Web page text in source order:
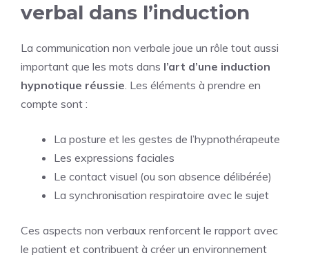
verbal dans l’induction
La communication non verbale joue un rôle tout aussi
important que les mots dans l’art d’une induction
hypnotique réussie. Les éléments à prendre en
compte sont :
La posture et les gestes de l’hypnothérapeute
Les expressions faciales
Le contact visuel (ou son absence délibérée)
La synchronisation respiratoire avec le sujet
Ces aspects non verbaux renforcent le rapport avec
le patient et contribuent à créer un environnement